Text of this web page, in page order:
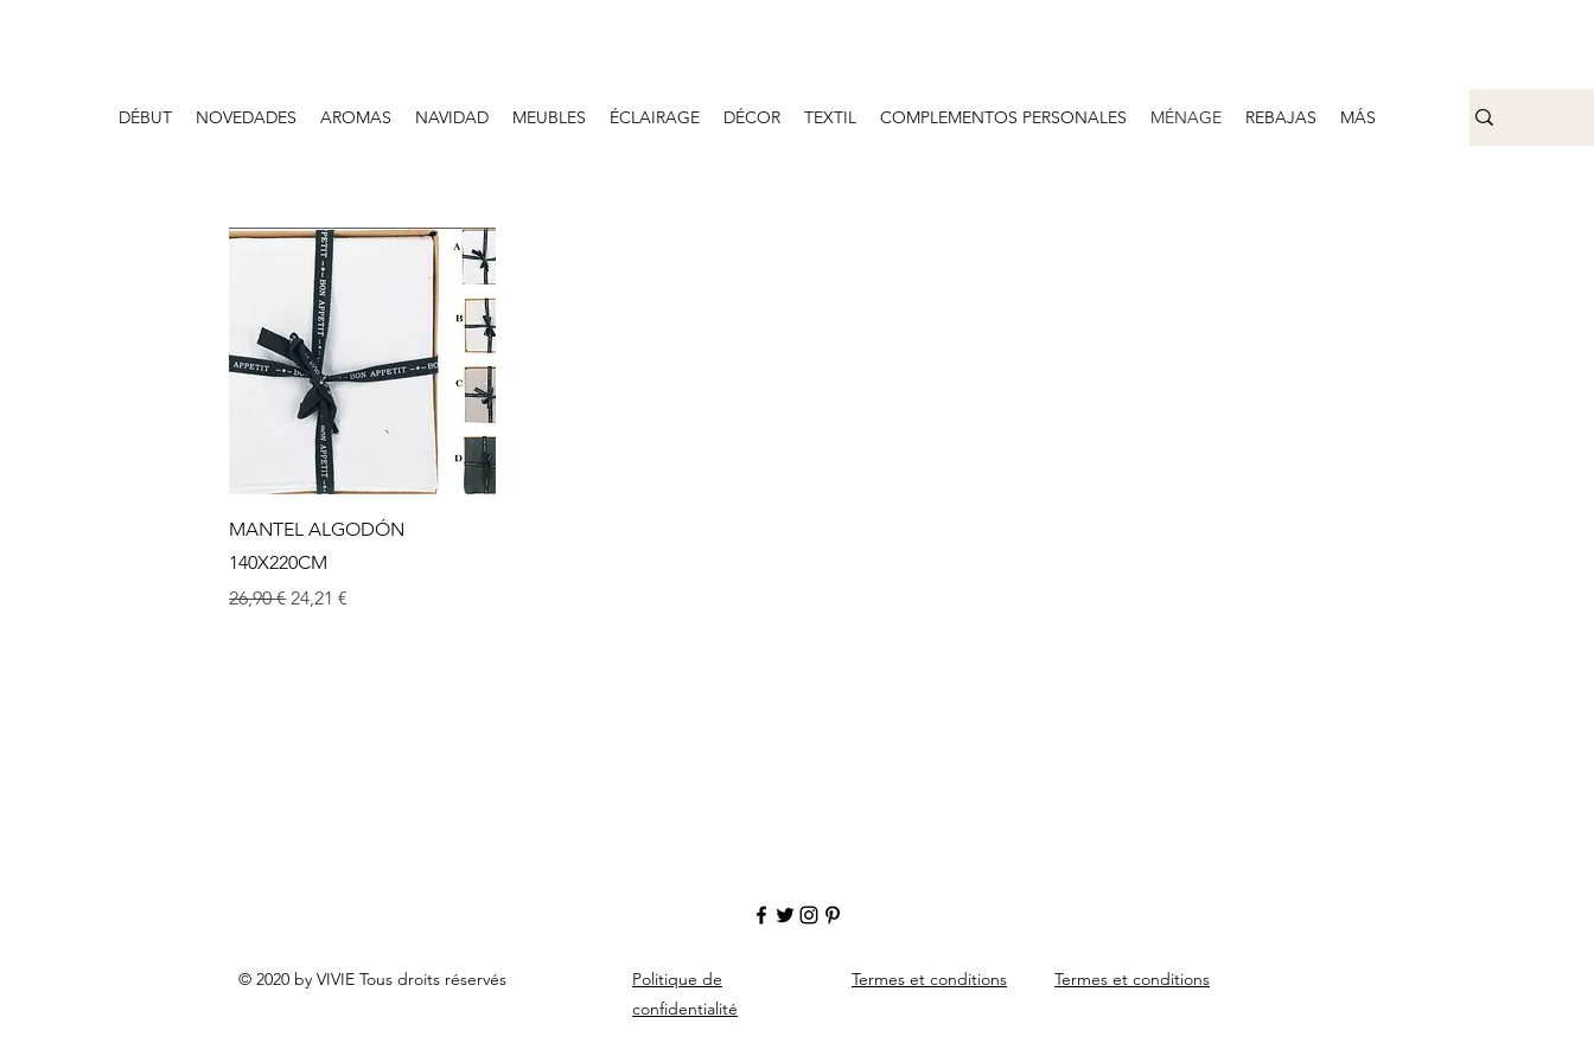
DÉBUT NOVEDADES AROMAS NAVIDAD MEUBLES ÉCLAIRAGE DÉCOR TEXTIL COMPLEMENTOS PERSONALES MÉNAGE REBAJAS MÁS
Aperçu rapide
MANTEL ALGODÓN
140X220CM
Prix original
26,90 € Prix promotionnel
24,21 €
© 2020 by VIVIE Tous droits réservés
Politique de
confidentialité
Termes et conditions Termes et conditions